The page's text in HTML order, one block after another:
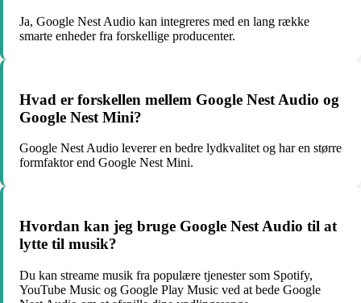
Ja, Google Nest Audio kan integreres med en lang række
smarte enheder fra forskellige producenter.
Hvad er forskellen mellem Google Nest Audio og
Google Nest Mini?
Google Nest Audio leverer en bedre lydkvalitet og har en større
formfaktor end Google Nest Mini.
Hvordan kan jeg bruge Google Nest Audio til at
lytte til musik?
Du kan streame musik fra populære tjenester som Spotify,
YouTube Music og Google Play Music ved at bede Google